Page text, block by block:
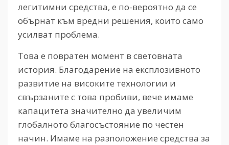
легитимни средства, е по-вероятно да се
обърнат към вредни решения, които само
усилват проблема.
Това е повратен момент в световната
история. Благодарение на експлозивното
развитие на високите технологии и
свързаните с това пробиви, вече имаме
капацитета значително да увеличим
глобалното благосъстояние по честен
начин. Имаме на разположение средства за